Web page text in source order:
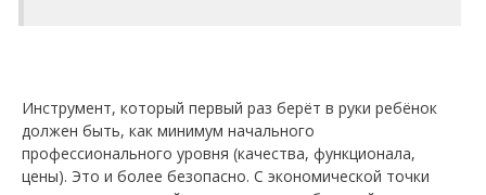
Инструмент, который первый раз берёт в руки ребёнок
должен быть, как минимум начального
профессионального уровня (качества, функционала,
цены). Это и более безопасно. С экономической точки